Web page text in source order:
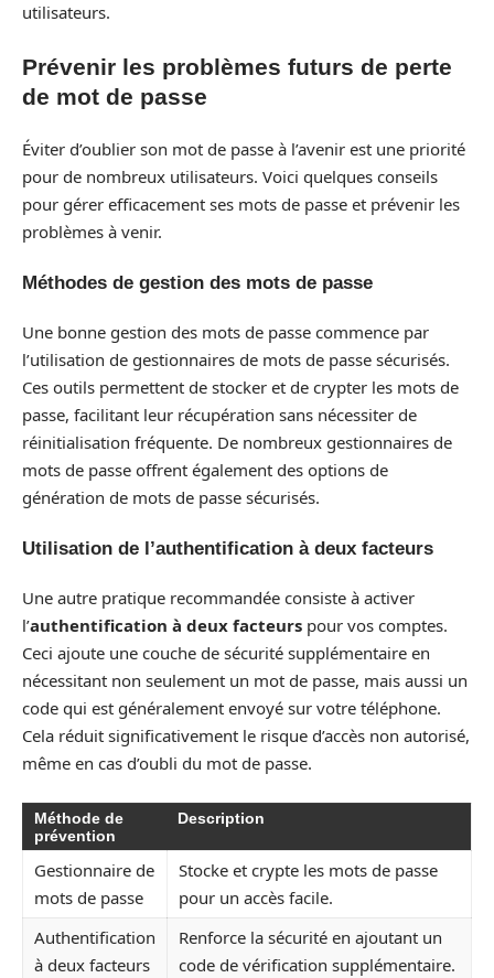
utilisateurs.
Prévenir les problèmes futurs de perte
de mot de passe
Éviter d’oublier son mot de passe à l’avenir est une priorité
pour de nombreux utilisateurs. Voici quelques conseils
pour gérer efficacement ses mots de passe et prévenir les
problèmes à venir.
Méthodes de gestion des mots de passe
Une bonne gestion des mots de passe commence par
l’utilisation de gestionnaires de mots de passe sécurisés.
Ces outils permettent de stocker et de crypter les mots de
passe, facilitant leur récupération sans nécessiter de
réinitialisation fréquente. De nombreux gestionnaires de
mots de passe offrent également des options de
génération de mots de passe sécurisés.
Utilisation de l’authentification à deux facteurs
Une autre pratique recommandée consiste à activer
l’authentification à deux facteurs pour vos comptes.
Ceci ajoute une couche de sécurité supplémentaire en
nécessitant non seulement un mot de passe, mais aussi un
code qui est généralement envoyé sur votre téléphone.
Cela réduit significativement le risque d’accès non autorisé,
même en cas d’oubli du mot de passe.
Méthode de
prévention
Description
Gestionnaire de
mots de passe
Stocke et crypte les mots de passe
pour un accès facile.
Authentification
à deux facteurs
Renforce la sécurité en ajoutant un
code de vérification supplémentaire.